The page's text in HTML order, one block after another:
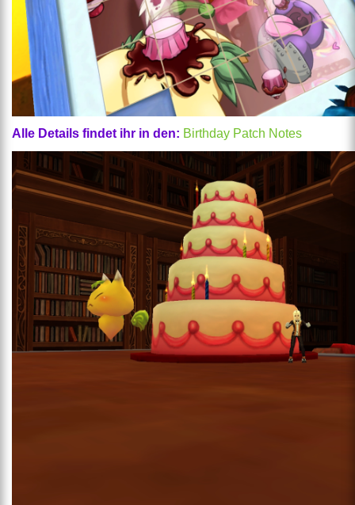
Alle Details findet ihr in den: Birthday Patch Notes